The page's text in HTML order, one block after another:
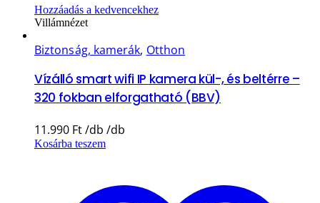
Hozzáadás a kedvencekhez
Villámnézet
Biztonság, kamerák, Otthon
Vízálló smart wifi IP kamera kül-, és beltérre –
320 fokban elforgatható (BBV)
11.990 Ft
Kosárba teszem